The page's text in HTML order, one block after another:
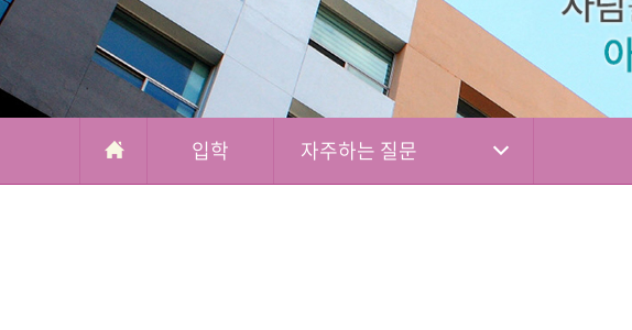
철학박사(Ph.D.)
신학박사(Th.D.)
석박사통합과정
석사과정
시험 및 성적안내
전체공지
일반대학원
신학대학원
선교대학원
교육대학원
상담대학원
입학 자주하는 질문